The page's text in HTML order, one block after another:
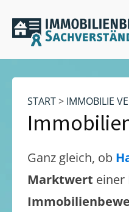
START> IMMOBILIE
Ganz gleich, ob
Marktwert einer